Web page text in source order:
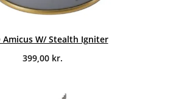
Amicus W/ Stealth Igniter
399,00 kr.